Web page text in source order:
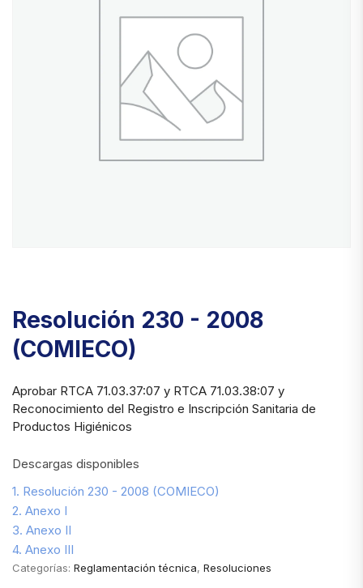
Resolución 230 - 2008
(COMIECO)
Aprobar RTCA 71.03.37:07 y RTCA 71.03.38:07 y
Reconocimiento del Registro e Inscripción Sanitaria de
Productos Higiénicos
Descargas disponibles
1. Resolución 230 - 2008 (COMIECO)
2. Anexo I
3. Anexo II
4. Anexo III
Categorías: Reglamentación técnica, Resoluciones